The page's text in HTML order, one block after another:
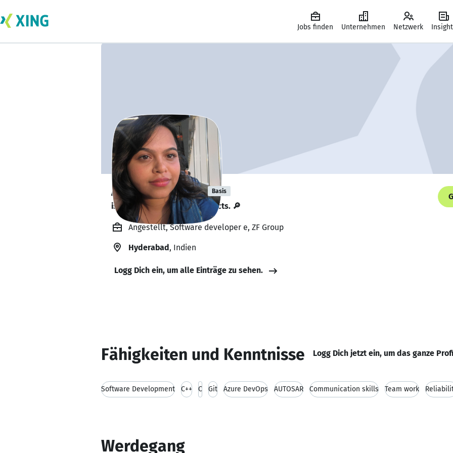
Jobs finden Unternehmen Netzwerk
Arpita Shende Basis
is looking for freelance projects. 🔎
Angestellt, Software developer e, ZF Group
Hyderabad, Indien
Logg Dich ein, um alle Einträge zu sehen.
Fähigkeiten und Kenntnisse Logg Dich jetzt ein, um das ganze
Software Development C++ C Git Azure DevOps AUTOSAR Communication skills Team work
Werdegang